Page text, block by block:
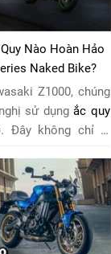
Nào Hoàn Hảo
Naked Bike?
Z1000, chúng
sử dụng ắc quy
. Đây không chỉ là
thiết kế dành
này. Vớicông nghệ
tiên tiến, loại ắc
không cần bảo